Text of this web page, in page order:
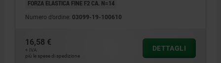
FORZA ELASTICA FINE F2 CA. N=14
Numero d’ordine: 03099-19-100610
16,58 €
+ IVA
più le spese di spedizione
DETTAGLI